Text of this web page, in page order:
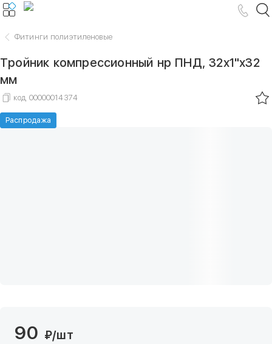
Фитинги полиэтиленовые
Тройник компрессионный нр ПНД, 32х1"х32
мм
код 00000014374
Распродажа
90 ₽/шт